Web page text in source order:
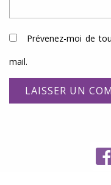
Prévenez-moi de
mail.